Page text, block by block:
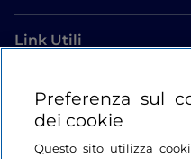
Link Utili
Login
Restiamo in contatto
Preferenza sul
dei cookie
Questo sito utilizza